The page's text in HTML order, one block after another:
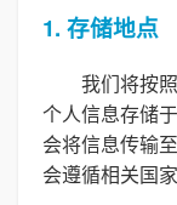
1. 存储地点
我们将按
个人信息存储
会将信息传输
会遵循相关国